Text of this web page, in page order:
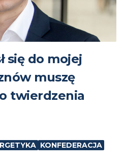
się do mojej
muszę
twierdzenia
KONFEDERACJA